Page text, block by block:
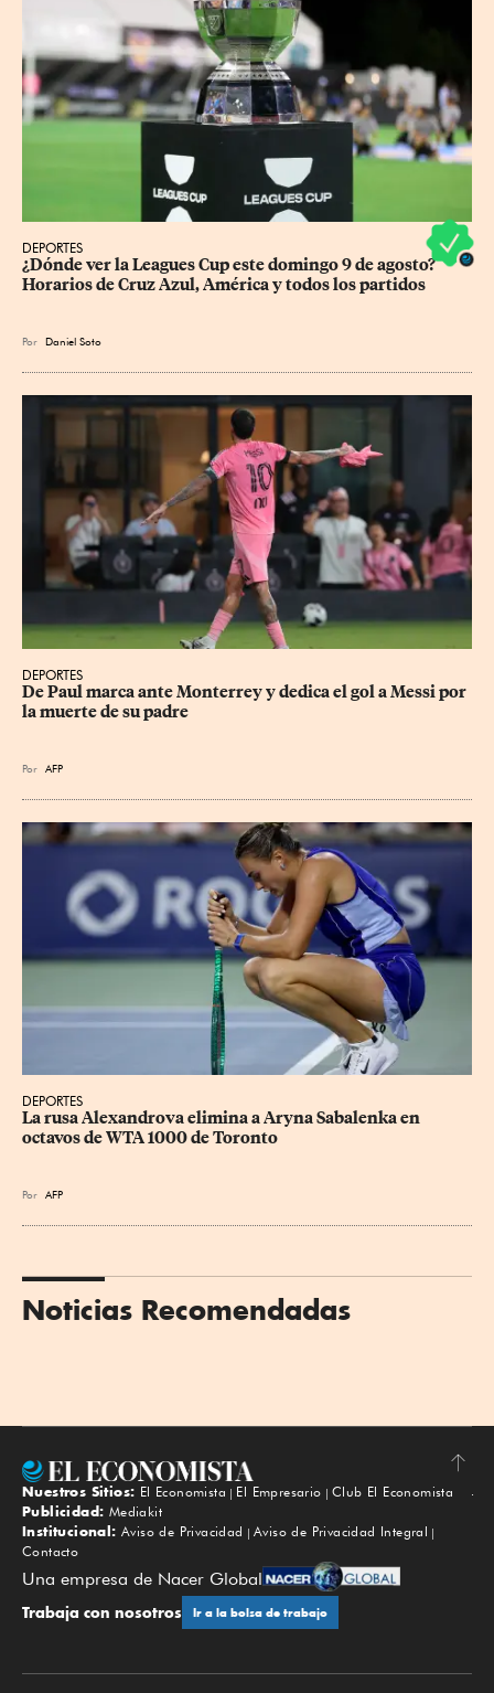
DEPORTES
¿Dónde ver la Leagues Cup este domingo 9 de agosto?
Horarios de Cruz Azul, América y todos los partidos
Por Daniel Soto
DEPORTES
De Paul marca ante Monterrey y dedica el gol a Messi por
la muerte de su padre
Por AFP
DEPORTES
La rusa Alexandrova elimina a Aryna Sabalenka en
octavos de WTA 1000 de Toronto
Por AFP
Noticias Recomendadas
Subir
Nuestros Sitios: El Economista El Empresario
Club El Economista
Publicidad: Mediakit
Institucional: Aviso de Privacidad
Aviso de Privacidad Integral
Contacto
Una empresa de Nacer Global
Trabaja con nosotros Ir a la bolsa de trabajo